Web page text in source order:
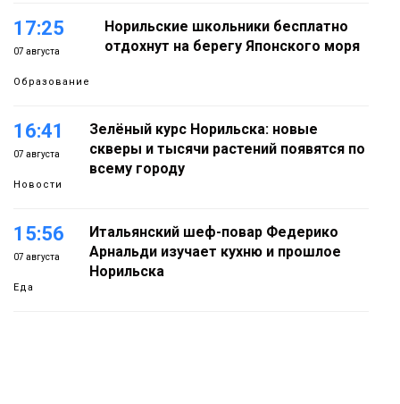
17:25
07 августа
Образование
Норильские школьники бесплатно
отдохнут на берегу Японского моря
16:41
07 августа
Новости
Зелёный курс Норильска: новые
скверы и тысячи растений появятся по
всему городу
15:56
07 августа
Еда
Итальянский шеф-повар Федерико
Арнальди изучает кухню и прошлое
Норильска